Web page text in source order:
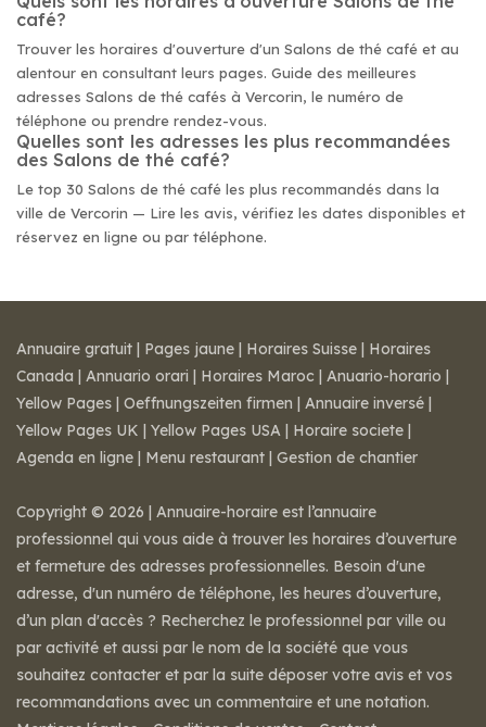
café?
Trouver les horaires d'ouverture d'un Salons de thé café et au
alentour en consultant leurs pages. Guide des meilleures
adresses Salons de thé cafés à Vercorin, le numéro de
téléphone ou prendre rendez-vous.
Quelles sont les adresses les plus recommandées
des Salons de thé café?
Le top 30 Salons de thé café les plus recommandés dans la
ville de Vercorin — Lire les avis, vérifiez les dates disponibles et
réservez en ligne ou par téléphone.
Annuaire gratuit | Pages jaune | Horaires Suisse | Horaires
Canada | Annuario orari | Horaires Maroc | Anuario-horario |
Yellow Pages | Oeffnungszeiten firmen | Annuaire inversé |
Yellow Pages UK | Yellow Pages USA | Horaire societe |
Agenda en ligne | Menu restaurant | Gestion de chantier
Copyright © 2026 | Annuaire-horaire est l’annuaire
professionnel qui vous aide à trouver les horaires d’ouverture
et fermeture des adresses professionnelles. Besoin d'une
adresse, d'un numéro de téléphone, les heures d’ouverture,
d’un plan d'accès ? Recherchez le professionnel par ville ou
par activité et aussi par le nom de la société que vous
souhaitez contacter et par la suite déposer votre avis et vos
recommandations avec un commentaire et une notation.